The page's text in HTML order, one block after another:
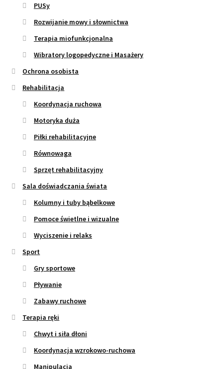
PUSy
Rozwijanie mowy i słownictwa
Terapia miofunkcjonalna
Wibratory logopedyczne i Masażery
Ochrona osobista
Rehabilitacja
Koordynacja ruchowa
Motoryka duża
Piłki rehabilitacyjne
Równowaga
Sprzęt rehabilitacyjny
Sala doświadczania świata
Kolumny i tuby bąbelkowe
Pomoce świetlne i wizualne
Wyciszenie i relaks
Sport
Gry sportowe
Pływanie
Zabawy ruchowe
Terapia ręki
Chwyt i siła dłoni
Koordynacja wzrokowo-ruchowa
Manipulacja